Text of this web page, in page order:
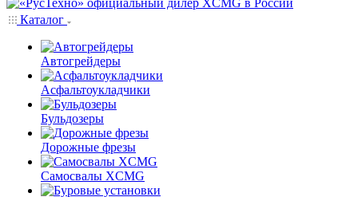
Каталог
Автогрейдеры
Асфальтоукладчики
Бульдозеры
Дорожные фрезы
Самосвалы XCMG